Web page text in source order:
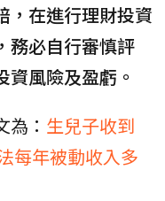
，在進行理財投資
務必自行審慎評
風險及盈虧。
： 生兒子收到
每年被動收入多